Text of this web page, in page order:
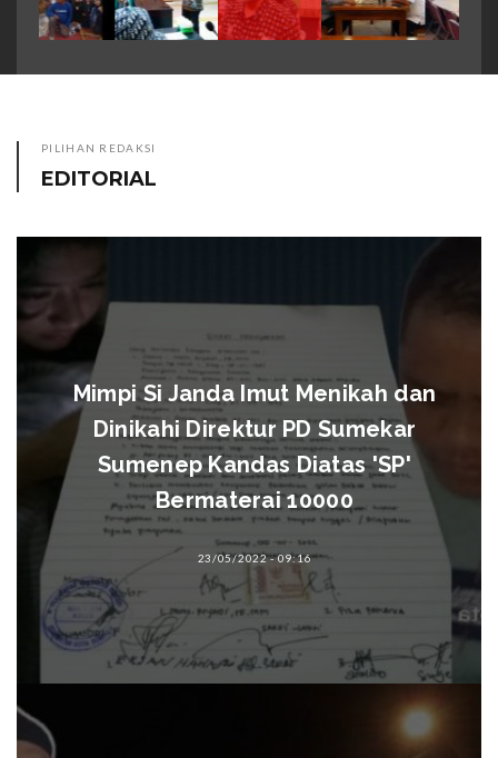
PILIHAN REDAKSI
EDITORIAL
Mimpi Si Janda Imut Menikah dan
Dinikahi Direktur PD Sumekar
Sumenep Kandas Diatas 'SP'
Bermaterai 10000
23/05/2022 - 09:16